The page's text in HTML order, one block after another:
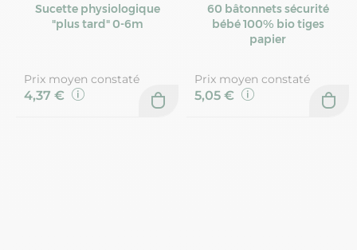
Sucette physiologique
"plus tard" 0-6m
Prix moyen constaté
4,37 €
60 bâtonnets sécurité
bébé 100% bio tiges
papier
Prix moyen constaté
5,05 €